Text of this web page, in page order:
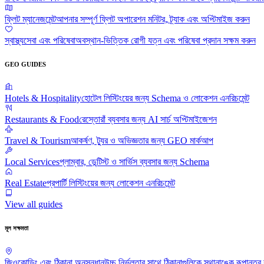
ফ্লিট ম্যানেজমেন্টআপনার সম্পূর্ণ ফ্লিট অপারেশন মনিটর, ট্র্যাক এবং অপ্টিমাইজ করুন
স্বাস্থ্যসেবা এবং পরিষেবাঅবস্থান-ভিত্তিক রোগী যত্ন এবং পরিষেবা প্রদান সক্ষম করুন
GEO GUIDES
Hotels & Hospitalityহোটেল লিস্টিংয়ের জন্য Schema ও লোকেশন এনরিচমেন্ট
Restaurants & Foodরেস্তোরাঁ ব্যবসার জন্য AI সার্চ অপ্টিমাইজেশন
Travel & Tourismআকর্ষণ, ট্যুর ও অভিজ্ঞতার জন্য GEO মার্কআপ
Local Servicesপ্লাম্বার, ডেন্টিস্ট ও সার্ভিস ব্যবসার জন্য Schema
Real Estateপ্রপার্টি লিস্টিংয়ের জন্য লোকেশন এনরিচমেন্ট
View all guides
মূল সক্ষমতা